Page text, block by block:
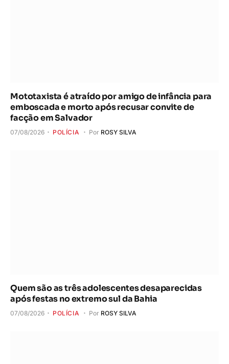
Mototaxista é atraído por amigo de infância para
emboscada e morto após recusar convite de
facção em Salvador
07/08/2026 POLÍCIA Por ROSY SILVA
Quem são as três adolescentes desaparecidas
após festas no extremo sul da Bahia
07/08/2026 POLÍCIA Por ROSY SILVA